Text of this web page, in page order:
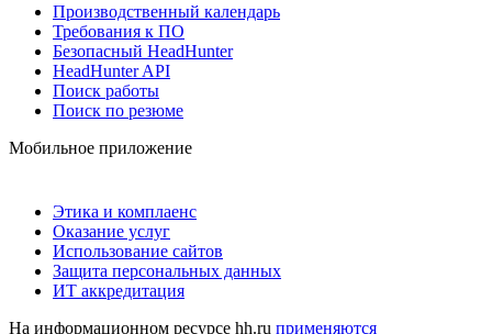
Производственный календарь
Требования к ПО
Безопасный HeadHunter
HeadHunter API
Поиск работы
Поиск по резюме
Мобильное приложение
Этика и комплаенс
Оказание услуг
Использование сайтов
Защита персональных данных
ИТ аккредитация
На информационном ресурсе hh.ru применяются